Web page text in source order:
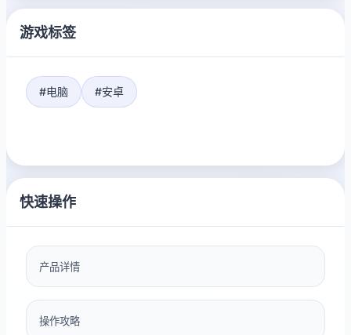
游戏标签
#电脑 #安卓
快速操作
产品详情
操作攻略